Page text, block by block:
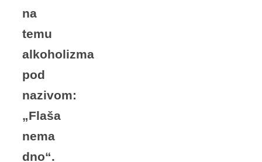
na
temu
alkoholizma
pod
nazivom:
„Flaša
nema
dno“.